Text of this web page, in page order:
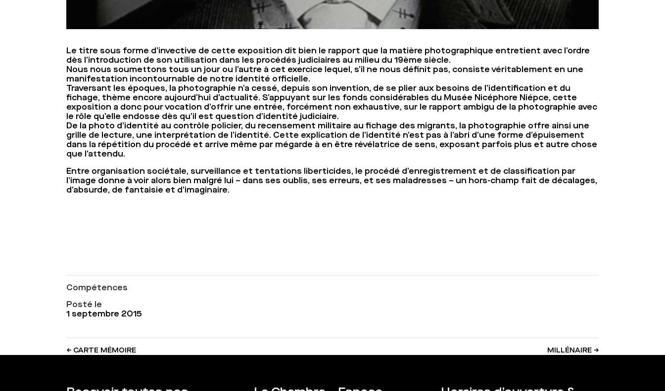
Le titre sous forme d’invective de cette exposition dit bien le rapport que la matière photographique entretient avec l’ordre
dès l’introduction de son utilisation dans les procédés judiciaires au milieu du 19ème siècle.
Nous nous soumettons tous un jour ou l’autre à cet exercice lequel, s’il ne nous définit pas, consiste véritablement en une
manifestation incontournable de notre identité officielle.
Traversant les époques, la photographie n’a cessé, depuis son invention, de se plier aux besoins de l’identification et du
fichage, thème encore aujourd’hui d’actualité. S’appuyant sur les fonds considérables du Musée Nicéphore Niépce, cette
exposition a donc pour vocation d’offrir une entrée, forcément non exhaustive, sur le rapport ambigu de la photographie avec
le rôle qu’elle endosse dès qu’il est question d’identité judiciaire.
De la photo d’identité au contrôle policier, du recensement militaire au fichage des migrants, la photographie offre ainsi une
grille de lecture, une interprétation de l’identité. Cette explication de l’identité n’est pas à l’abri d’une forme d’épuisement
dans la répétition du procédé et arrive même par mégarde à en être révélatrice de sens, exposant parfois plus et autre chose
que l’attendu.
Entre organisation sociétale, surveillance et tentations liberticides, le procédé d’enregistrement et de classification par
l’image donne à voir alors bien malgré lui – dans ses oublis, ses erreurs, et ses maladresses – un hors-champ fait de décalages,
d’absurde, de fantaisie et d’imaginaire.
Compétences
Posté le
1 septembre 2015
← CARTE MÉMOIRE MILLÉNAIRE →